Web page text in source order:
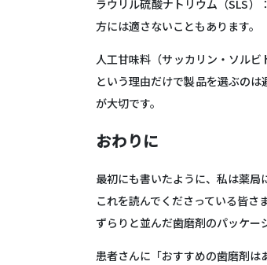
ラウリル硫酸ナトリウム（SLS）
方には適さないこともあります。
人工甘味料（サッカリン・ソルビ
という理由だけで製品を選ぶの
が大切です。
おわりに
最初にも書いたように、私は薬局
これを読んでくださっている皆さ
ずらりと並んだ歯磨剤のパッケー
患者さんに「おすすめの歯磨剤は